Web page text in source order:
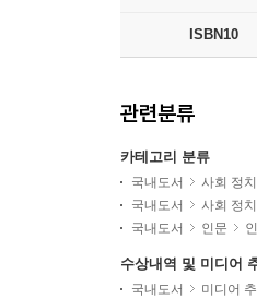
ISBN10
관련분류
카테고리 분류
국내도서 사회 정치
국내도서
사회 정치
국내도서
인문
수상내역 및 미디어
국내도서 미디어